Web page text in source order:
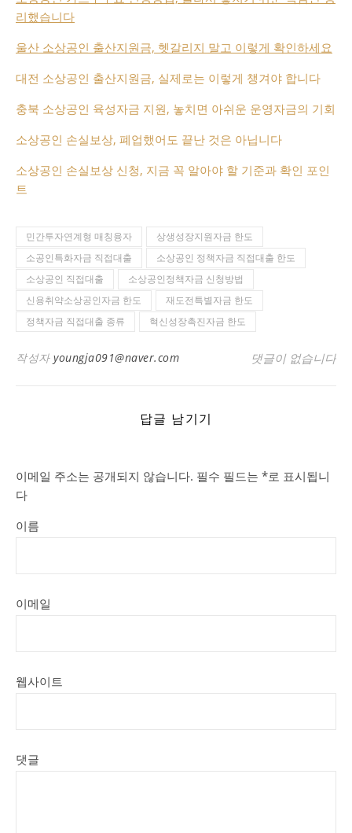
리했습니다
울산 소상공인 출산지원금, 헷갈리지 말고 이렇게 확인하세요
대전 소상공인 출산지원금, 실제로는 이렇게 챙겨야 합니다
충북 소상공인 육성자금 지원, 놓치면 아쉬운 운영자금의 기회
소상공인 손실보상, 폐업했어도 끝난 것은 아닙니다
소상공인 손실보상 신청, 지금 꼭 알아야 할 기준과 확인 포인
트
민간투자연계형 매칭융자
상생성장지원자금 한도
소공인특화자금 직접대출
소상공인 정책자금 직접대출 한도
소상공인 직접대출
소상공인정책자금 신청방법
신용취약소상공인자금 한도
재도전특별자금 한도
정책자금 직접대출 종류
혁신성장촉진자금 한도
작성자 youngja091@naver.com 댓글이 없습니다
답글 남기기
이메일 주소는 공개되지 않습니다. 필수 필드는 *로 표시됩니
다
이름
이메일
웹사이트
댓글